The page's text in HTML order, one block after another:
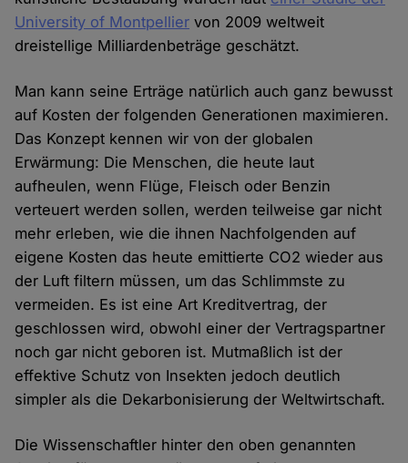
University of Montpellier von 2009 weltweit
dreistellige Milliardenbeträge geschätzt.
Man kann seine Erträge natürlich auch ganz bewusst
auf Kosten der folgenden Generationen maximieren.
Das Konzept kennen wir von der globalen
Erwärmung: Die Menschen, die heute laut
aufheulen, wenn Flüge, Fleisch oder Benzin
verteuert werden sollen, werden teilweise gar nicht
mehr erleben, wie die ihnen Nachfolgenden auf
eigene Kosten das heute emittierte CO2 wieder aus
der Luft filtern müssen, um das Schlimmste zu
vermeiden. Es ist eine Art Kreditvertrag, der
geschlossen wird, obwohl einer der Vertragspartner
noch gar nicht geboren ist. Mutmaßlich ist der
effektive Schutz von Insekten jedoch deutlich
simpler als die Dekarbonisierung der Weltwirtschaft.
Die Wissenschaftler hinter den oben genannten